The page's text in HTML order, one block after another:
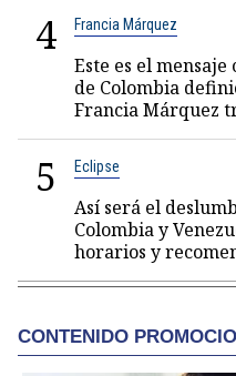
4 Francia Márquez
Este es el
de Colombia
Francia Márquez
5 Eclipse
Así será el
Colombia y
horarios y